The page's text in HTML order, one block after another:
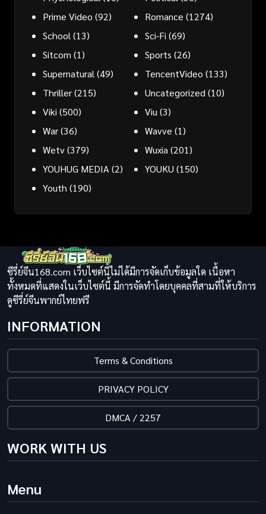
Prime Video (92) Romance (1274)
School (13) Sci-Fi (69)
Sitcom (1) Sports (26)
Supernatural (49) TencentVideo (133)
Thriller(215) Uncategorized (10)
Viki (500) Viu (3)
War(36) Wavve (1)
Wetv(379) Wuxia (201)
YOUHUG MEDIA (2) YOUKU (150)
Youth (190)
ซีรี่ย์จีน168.com เว็บไซต์นี้ไม่ได้มีการจัดเก็บข้อมูลใด เนื้อหา
ทั้งหมดที่แสดงในเว็บไซต์นี้ มีการจัดทำโดยบุคคลที่สามที่ให้บริการ
ดูซีรี่ย์จีนพากย์ไทยฟรี
INFORMATION
Terms & Conditions
PRIVACY POLICY
DMCA / 2257
WORK WITH US
Menu